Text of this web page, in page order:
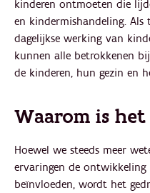
kinderen ontmoeten die
en kindermishandeling. Als
dagelijkse werking van
kunnen alle betrokkenen
de kinderen, hun gezin en
Waarom is
Hoewel we steeds meer
ervaringen de
beïnvloeden, wordt het